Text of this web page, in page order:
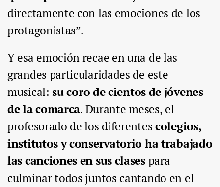
directamente con las emociones de los
protagonistas”.
Y esa emoción recae en una de las
grandes particularidades de este
musical:su coro de cientos de jóvenes
de la comarca. Durante meses, el
profesorado de los diferentescolegios,
institutos y conservatorio ha trabajado
las canciones en sus clasespara
culminar todos juntos cantando en el